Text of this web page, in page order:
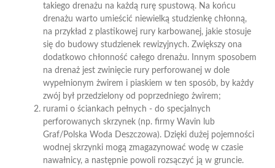
takiego drenażu na każdą rurę spustową. Na końcu
drenażu warto umieścić niewielką studzienkę chłonną,
na przykład z plastikowej rury karbowanej, jakie stosuje
się do budowy studzienek rewizyjnych. Zwiększy ona
dodatkowo chłonność całego drenażu. Innym sposobem
na drenaż jest zwinięcie rury perforowanej w dole
wypełnionym żwirem i piaskiem w ten sposób, by każdy
zwój był przedzielony od poprzedniego żwirem;
rurami o ściankach pełnych - do specjalnych
perforowanych skrzynek (np. firmy Wavin lub
Graf/Polska Woda Deszczowa). Dzięki dużej pojemności
wodnej skrzynki mogą zmagazynować wodę w czasie
nawałnicy, a następnie powoli rozsączyć ją w gruncie.